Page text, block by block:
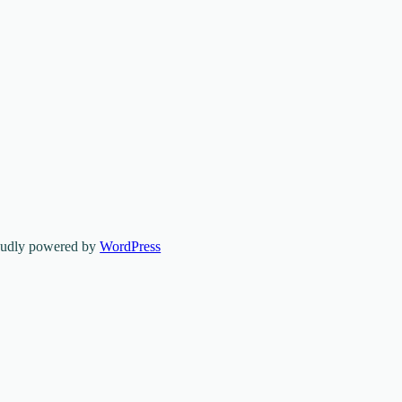
powered byWordPress